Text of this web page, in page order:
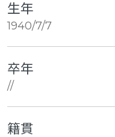
生年
1940/7/7
卒年
//
籍貫